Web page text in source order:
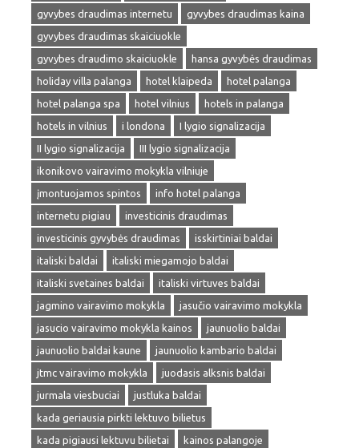
gyvybes draudimas internetu
gyvybes draudimas kaina
gyvybes draudimas skaiciuokle
gyvybes draudimo skaiciuokle
hansa gyvybės draudimas
holiday villa palanga
hotel klaipeda
hotel palanga
hotel palanga spa
hotel vilnius
hotels in palanga
hotels in vilnius
i londona
I lygio signalizacija
II lygio signalizacija
III lygio signalizacija
ikonikovo vairavimo mokykla vilniuje
įmontuojamos spintos
info hotel palanga
internetu pigiau
investicinis draudimas
investicinis gyvybės draudimas
isskirtiniai baldai
italiski baldai
italiski miegamojo baldai
italiski svetaines baldai
italiski virtuves baldai
jagmino vairavimo mokykla
jasučio vairavimo mokykla
jasucio vairavimo mokykla kainos
jaunuolio baldai
jaunuolio baldai kaune
jaunuolio kambario baldai
jtmc vairavimo mokykla
juodasis alksnis baldai
jurmala viesbuciai
justluka baldai
kada geriausia pirkti lektuvo bilietus
kada pigiausi lektuvu bilietai
kainos palangoje